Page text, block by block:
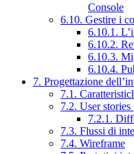
Console
6.10. Gestire i
6.10.1.
6.10.2.
6.10.3.
6.10.4.
7. Progettazione
7.1.
7.2. User
7.2.1.
7.3. Flussi di
7.4. Wireframe